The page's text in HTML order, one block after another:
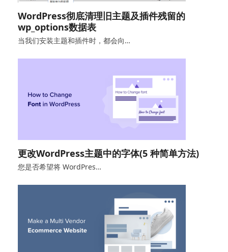
WordPress彻底清理旧主题及插件残留的
wp_options数据表
当我们安装主题和插件时，都会向…
更改WordPress主题中的字体(5 种简单方法)
您是否希望将 WordPres…